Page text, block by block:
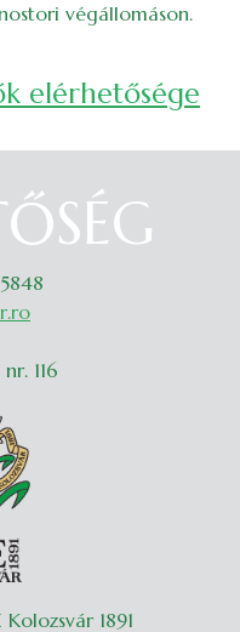
végállomáson.
elérhetősége
116
1891